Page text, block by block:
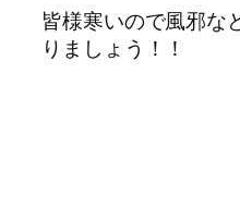
皆様寒いので風邪な
りましょう！！